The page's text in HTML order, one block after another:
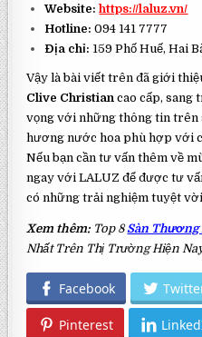
Website:https://laluz.vn/
Hotline: 094 141 7777
Địa chỉ: 159 Phố Huế, Hai
Vậy là bài viết trên đã giới
Clive Christian cao cấp, sang
vọng với những thông tin trên
hương nước hoa phù hợp với
Nếu bạn cần tư vấn thêm về
ngay với LALUZ để được tư
có những trải nghiệm tuyệt
Xem thêm: Top 8Sàn
Nhất Trên Thị Trường Hiện
Facebook
Pinterest